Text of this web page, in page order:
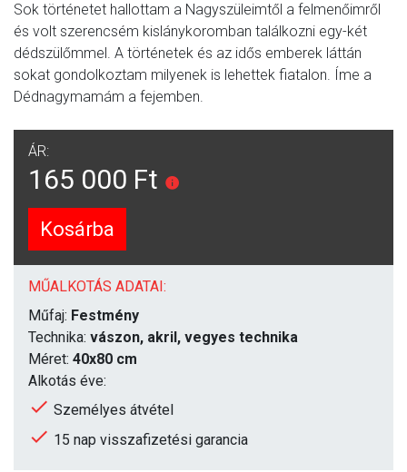
Sok történetet hallottam a Nagyszüleimtől a felmenőimről
és volt szerencsém kislánykoromban találkozni egy-két
dédszülőmmel. A történetek és az idős emberek láttán
sokat gondolkoztam milyenek is lehettek fiatalon. Íme a
Dédnagymamám a fejemben.
ÁR:
165 000 Ft
Kosárba
MŰALKOTÁS ADATAI:
Műfaj: Festmény
Technika: vászon, akril, vegyes technika
Méret: 40x80 cm
Alkotás éve:
Személyes átvétel
15 nap visszafizetési garancia